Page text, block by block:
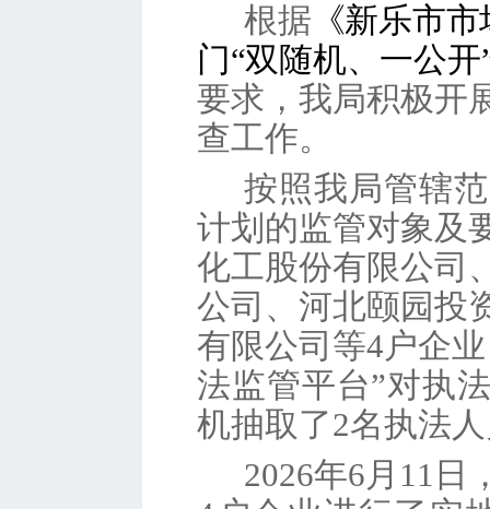
根据 《新乐市市
门“双随机、一公
要求，我局积极开
查工作。
按照我局管辖
计划的监管对象及
化工股份有限公司
公司、河北颐园投
有限公司等4户企
法监管平台”对执
机抽取了2名执法
2026年6月11日